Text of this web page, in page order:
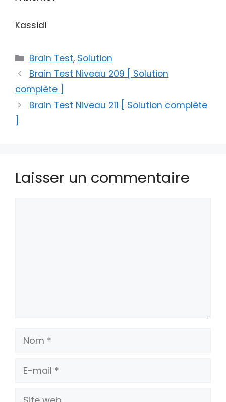
Kassidi
Catégories
Brain Test, Solution
Brain Test Niveau 209 [ Solution
complète ]
Brain Test Niveau 211 [ Solution complète
Laisser un commentaire
Nom
E-
Site